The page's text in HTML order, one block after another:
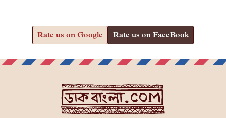
Rate us on Google Rate us on FaceBook